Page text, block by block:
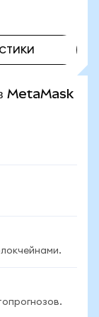
в MetaMask